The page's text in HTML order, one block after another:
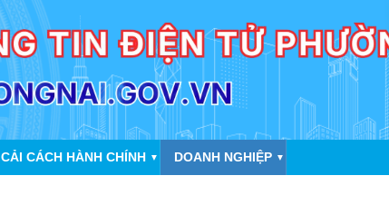
CẢI CÁCH HÀNH CHÍNH ▼ DOANH NGHIỆP ▼